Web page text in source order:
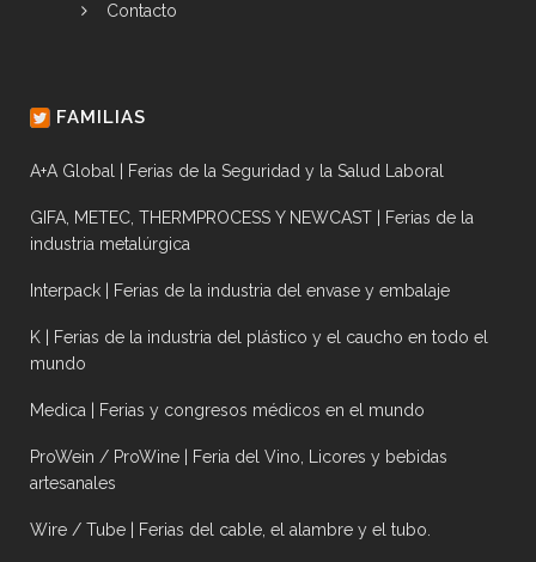
Contacto
FAMILIAS
A+A Global | Ferias de la Seguridad y la Salud Laboral
GIFA, METEC, THERMPROCESS Y NEWCAST | Ferias de la
industria metalúrgica
Interpack | Ferias de la industria del envase y embalaje
K | Ferias de la industria del plástico y el caucho en todo el
mundo
Medica | Ferias y congresos médicos en el mundo
ProWein / ProWine | Feria del Vino, Licores y bebidas
artesanales
Wire / Tube | Ferias del cable, el alambre y el tubo.